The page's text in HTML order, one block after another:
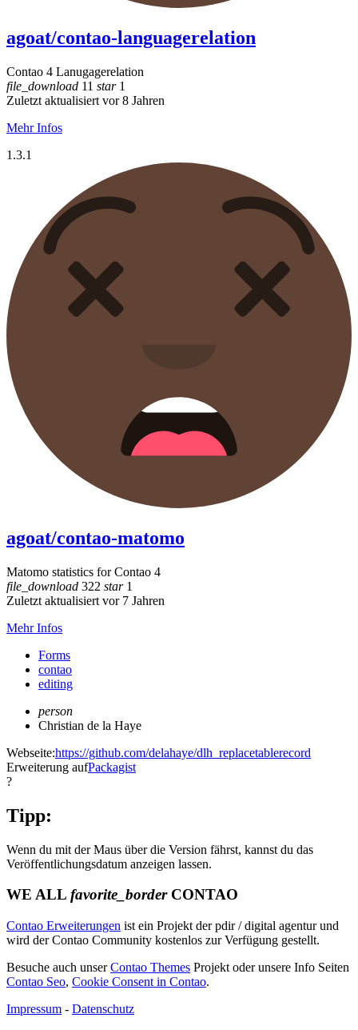
agoat/contao-languagerelation
Contao 4 Lanugagerelation
file_download 11 star1
Zuletzt aktualisiert vor 8 Jahren
Mehr Infos
1.3.1
agoat/contao-matomo
Matomo statistics for Contao 4
file_download 322 star1
Zuletzt aktualisiert vor 7 Jahren
Mehr Infos
Forms
contao
editing
person
Christian de la Haye
Webseite:https://github.com/delahaye/dlh_replacetablerecord
Erweiterung aufPackagist
?
Tipp:
Wenn du mit der Maus über die Version fährst, kannst du das
Veröffentlichungsdatum anzeigen lassen.
WE ALL favorite_borderCONTAO
Contao Erweiterungen ist ein Projekt der pdir / digital agentur und
wird der Contao Community kostenlos zur Verfügung gestellt.
Besuche auch unserContao Themes Projekt oder unsere Info Seiten
Contao Seo, Cookie Consent in Contao.
Impressum - Datenschutz